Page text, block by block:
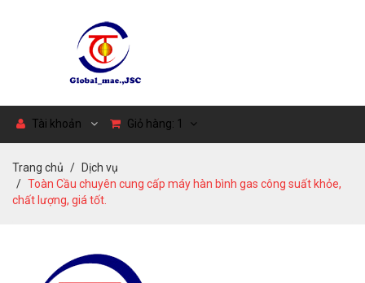
Tài khoản Giỏ hàng: 1
Trang chủ
Dịch vụ
Toàn Cầu chuyên cung cấp máy hàn bình gas công suất khỏe,
chất lượng, giá tốt.